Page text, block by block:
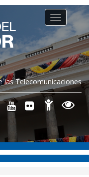
las Telecomunicaciones
Toggle
navigation